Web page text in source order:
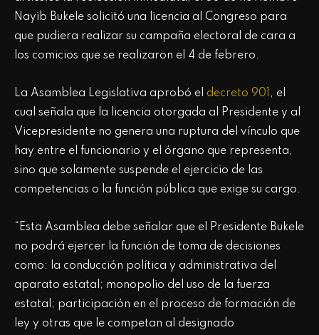
Nayib Bukele solicitó una licencia al Congreso para
que pudiera realizar su campaña electoral de cara a
los comicios que se realizaron el 4 de febrero.
La Asamblea Legislativa aprobó el decreto 901 , el
cual señala que la licencia otorgada al Presidente y al
Vicepresidente no genera una ruptura del vínculo que
hay entre el funcionario y el órgano que representa,
sino que solamente suspende el ejercicio de las
competencias o la función pública que exige su cargo.
“Esta Asamblea debe señalar que el Presidente Bukele
no podrá ejercer la función de toma de decisiones
como: la conducción política y administrativa del
aparato estatal; monopolio del uso de la fuerza
estatal; participación en el proceso de formación de
ley y otras que le competan al designado